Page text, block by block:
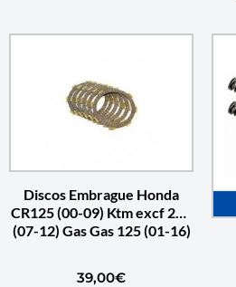
Discos Embrague Honda
CR125 (00-09) Ktm excf 250
(07-12) Gas Gas 125 (01-16)
39,00€